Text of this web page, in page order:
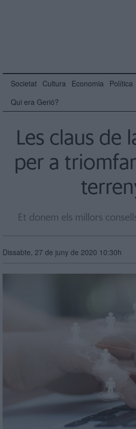
Societat Cultura Economia Política
Qui era Gerió?
Les claus de
per a
Et donem els millors
Dissabte, 27 de juny de 2020 10:30h